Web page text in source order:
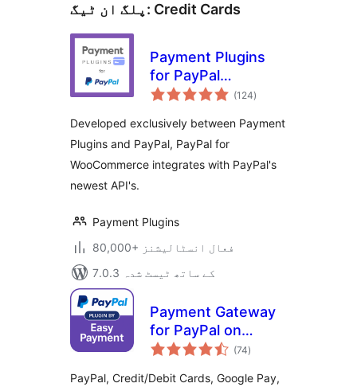
پلگ ان ٹیگ: Credit Cards
Payment Plugins
for PayPal
WooCommerce
(124مجموعی
درجہ
)
Developed exclusively between Payment
Plugins and PayPal, PayPal for
WooCommerce integrates with PayPal's
newest API's.
Payment Plugins
80,000+ فعال انسٹالیشنز
7.0.3 کے ساتھ ٹیسٹ شدہ
Payment Gateway
for PayPal on
WooCommerce
(74مجموعی
درجہ
)
PayPal, Credit/Debit Cards, Google Pay,